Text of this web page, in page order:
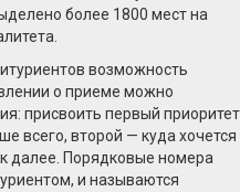
более 1800 мест на
возможность
о приеме можно
присвоить первый приоритет
всего, второй — куда хочется
далее. Порядковые номера
и называются